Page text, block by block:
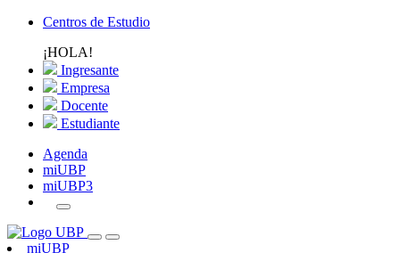
Centros de Estudio
¡HOLA!
Ingresante
Empresa
Docente
Estudiante
Agenda
miUBP
miUBP3
miUBP